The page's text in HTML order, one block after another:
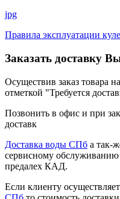
jpg
Правила эксплуатации
Заказать доставку
Осуществив заказ товара
отметкой "Требуется
Позвонить в офис и при
доставк
Доставка воды СПб а так-
сервисному обслуживанию
предалех КАД.
Если клиенту